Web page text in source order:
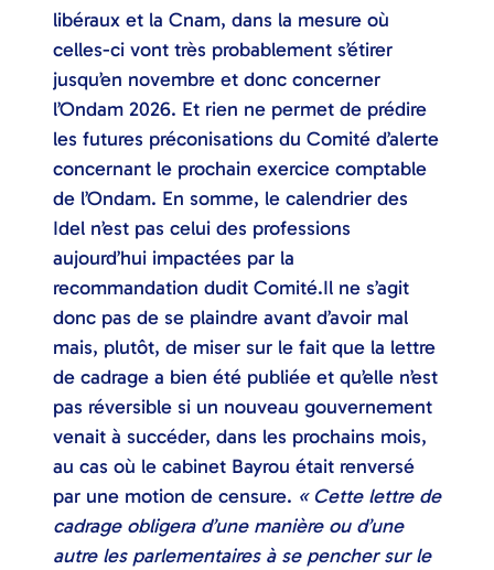
libéraux et la Cnam, dans la mesure où
celles-ci vont très probablement s’étirer
jusqu’en novembre et donc concerner
l’Ondam 2026. Et rien ne permet de prédire
les futures préconisations du Comité d’alerte
concernant le prochain exercice comptable
de l’Ondam. En somme, le calendrier des
Idel n’est pas celui des professions
aujourd’hui impactées par la
recommandation dudit Comité.Il ne s’agit
donc pas de se plaindre avant d’avoir mal
mais, plutôt, de miser sur le fait que la lettre
de cadrage a bien été publiée et qu’elle n’est
pas réversible si un nouveau gouvernement
venait à succéder, dans les prochains mois,
au cas où le cabinet Bayrou était renversé
par une motion de censure. « Cette lettre de
cadrage obligera d’une manière ou d’une
autre les parlementaires à se pencher sur le